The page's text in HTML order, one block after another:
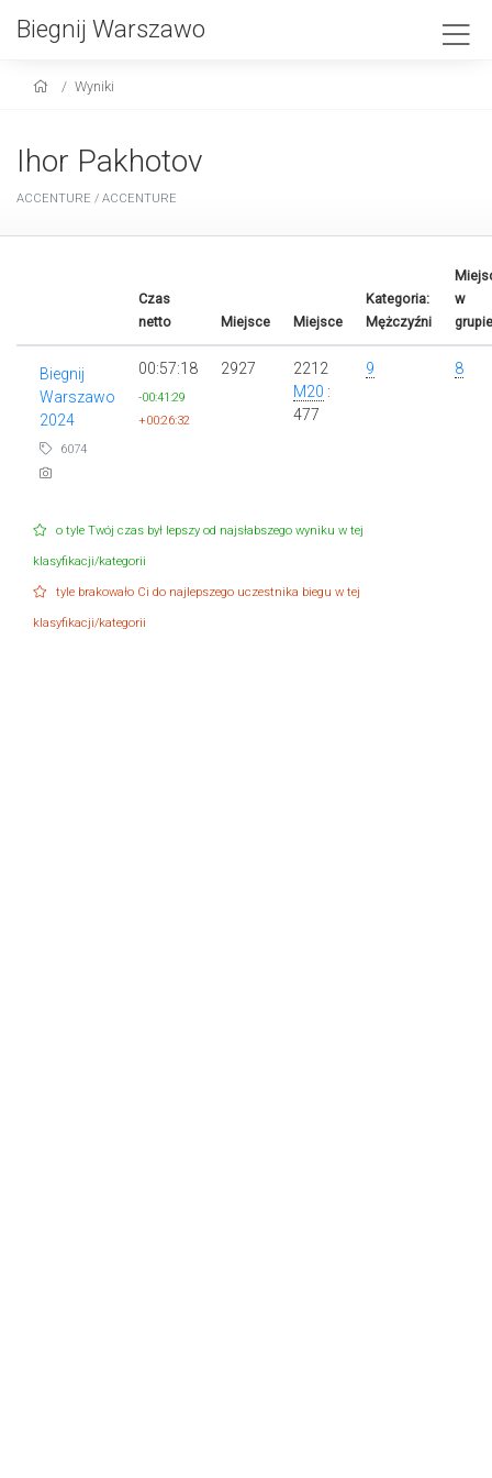
Biegnij Warszawo
Wyniki
Ihor Pakhotov
ACCENTURE / ACCENTURE
Czas
netto
Miejsce Miejsce
Kategoria:
Mężczyźni
w
grupie
Biegnij
Warszawo
2024
6074
00:57:18
-00:41:29
+00:26:32
2927
2212
M20 :
477
9 8
o tyle Twój czas był lepszy od najsłabszego wyniku w tej
klasyfikacji/kategorii
tyle brakowało Ci do najlepszego uczestnika biegu w tej
klasyfikacji/kategorii